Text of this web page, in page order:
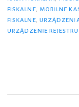
FISKALNE, MOBILNE
FISKALNE,
URZĄDZENIE